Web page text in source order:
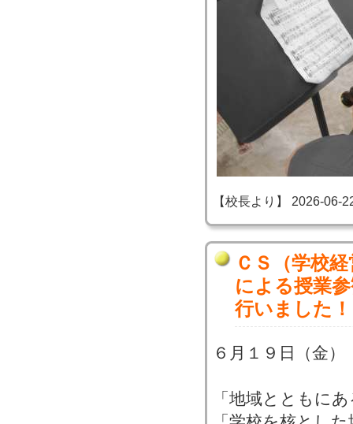
【校長より】 2026-06-
ＣＳ（学校
による授業
行いました！
６月１９日（金）
「地域とともに